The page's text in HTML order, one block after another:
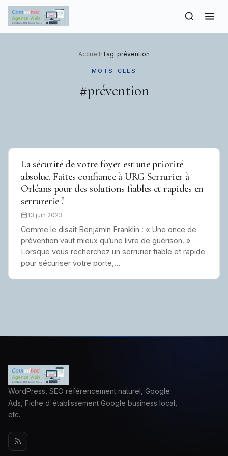
content
Accueil/Tag: prévention
MOTS-CLÉS
#prévention
La sécurité de votre foyer est une priorité
absolue. Faites confiance à URG Serrurier à
Orléans pour des solutions fiables et rapides en
serrurerie !
13 juin 2023
Comme le disait Benjamin Franklin : « Une once de
prévention vaut mieux qu’une livre de guérison. »
Lorsque vous recherchez un serrurier fiable et rapide
pour sécuriser votre porte,…
WordPress, SEO référencement naturel, Google
Ads, Fiche d'établissement Google business local,
etc.